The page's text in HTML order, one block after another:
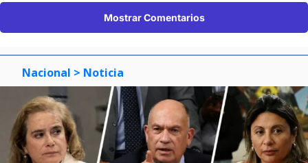
Mostrar Comentarios
Nacional > Noticia